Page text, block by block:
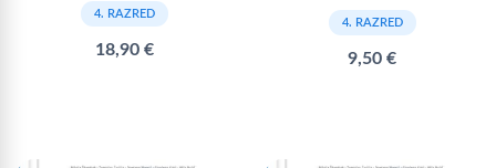
4. RAZRED
18,90 €
4. RAZRED
9,50 €